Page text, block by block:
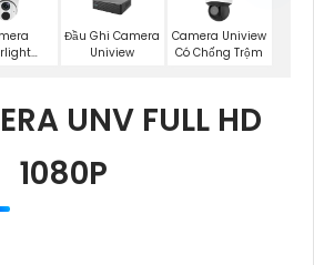
Đầu Ghi Camera
Uniview
Camera Uniview
Có Chống Trộm
UNV FULL HD
1080P